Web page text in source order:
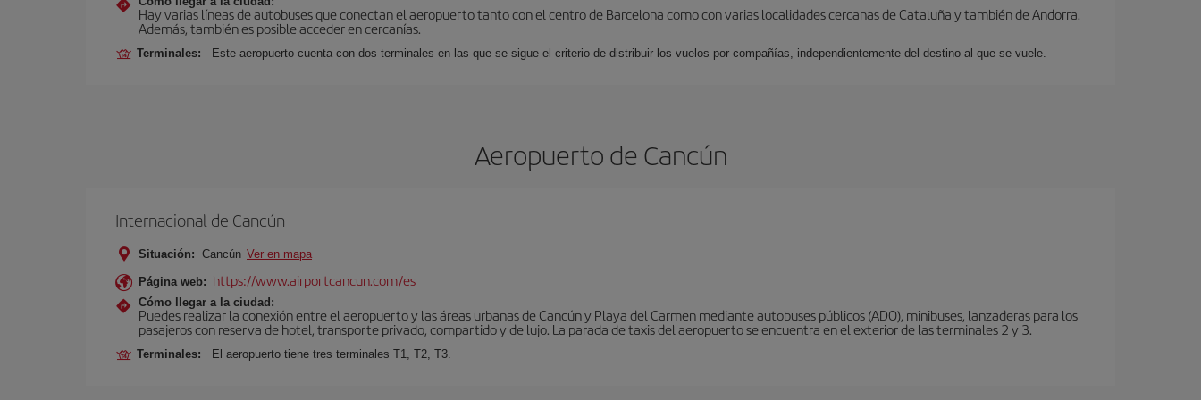
Hay varias líneas de autobuses que conectan el aeropuerto tanto con el centro de Barcelona como con varias localidades cercanas de Cataluña y también de Andorra.
Además, también es posible acceder en cercanías.
Terminales: Este aeropuerto cuenta con dos terminales en las que se sigue el criterio de distribuir los vuelos por compañías, independientemente del destino al que se vuele.
Aeropuerto de Cancún
Internacional de Cancún
Situación: Cancún Ver en mapa
Página web: https://www.airportcancun.com/es
Cómo llegar a la ciudad:
Puedes realizar la conexión entre el aeropuerto y las áreas urbanas de Cancún y Playa del Carmen mediante autobuses públicos (ADO), minibuses, lanzaderas para los
pasajeros con reserva de hotel, transporte privado, compartido y de lujo. La parada de taxis del aeropuerto se encuentra en el exterior de las terminales 2 y 3.
Terminales: El aeropuerto tiene tres terminales T1, T2, T3.